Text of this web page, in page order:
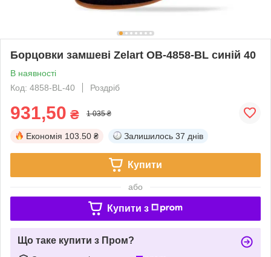
Борцовки замшеві Zelart OB-4858-BL синій 40
В наявності
Код: 4858-BL-40
Роздріб
931,50 ₴ 1 035 ₴
Економія 103.50 ₴ Залишилось 37 днів
Купити
або
Купити з
Що таке купити з Пром?